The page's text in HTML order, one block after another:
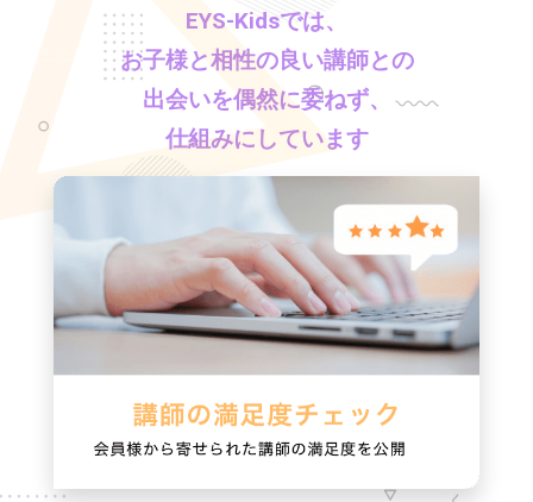
EYS-Kidsでは、
お子様と相性の良い講師との
出会いを偶然に委ねず、
仕組みにしています